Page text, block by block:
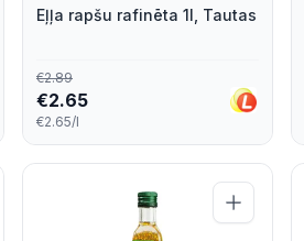
Eļļa rapšu rafinēta 1l, Tautas
€2.89
€2.65
€2.65/l